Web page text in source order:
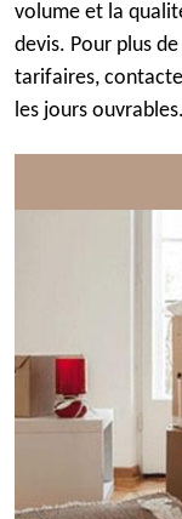
volume et la
devis. Pour plus
tarifaires,
les jours ouvrables.